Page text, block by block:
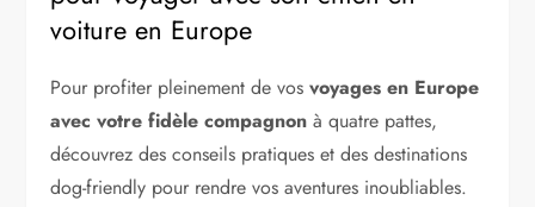
voiture en Europe
Pour profiter pleinement de vosvoyages en Europe
avec votre fidèle compagnon à quatre pattes,
découvrez des conseils pratiques et des destinations
dog-friendly pour rendre vos aventures inoubliables.